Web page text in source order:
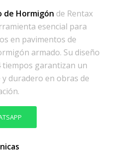
de Hormigón de Rentax
esencial para
en pavimentos de
armado. Su diseño
garantizan un
duradero en obras de